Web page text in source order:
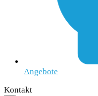
Angebote
Kontakt